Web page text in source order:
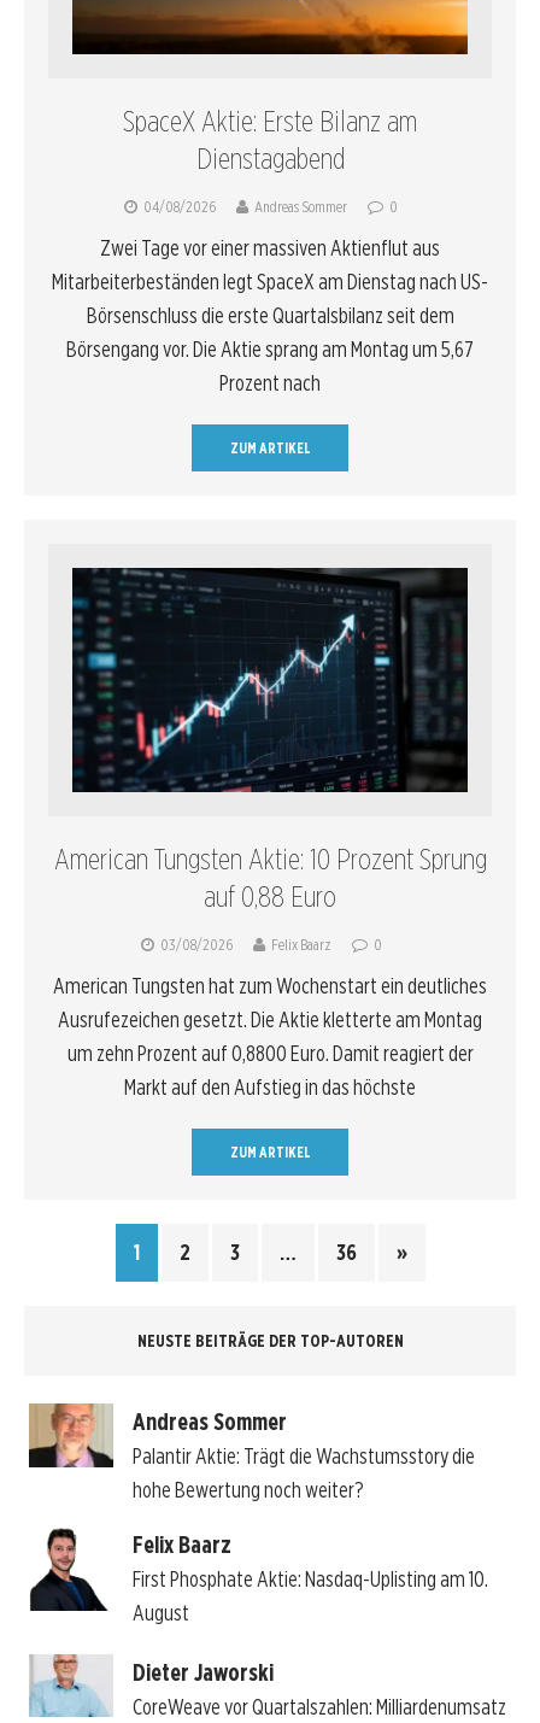
SpaceX Aktie: Erste Bilanz am
Dienstagabend
04/08/2026 Andreas Sommer 0
Zwei Tage vor einer massiven Aktienflut aus
Mitarbeiterbeständen legt SpaceX am Dienstag nach US-
Börsenschluss die erste Quartalsbilanz seit dem
Börsengang vor. Die Aktie sprang am Montag um 5,67
Prozent nach
ZUM ARTIKEL
American Tungsten Aktie: 10 Prozent Sprung
auf 0,88 Euro
03/08/2026 Felix Baarz 0
American Tungsten hat zum Wochenstart ein deutliches
Ausrufezeichen gesetzt. Die Aktie kletterte am Montag
um zehn Prozent auf 0,8800 Euro. Damit reagiert der
Markt auf den Aufstieg in das höchste
ZUM ARTIKEL
1 2 3 … 36 »
NEUSTE BEITRÄGE DER TOP-AUTOREN
Andreas Sommer
Palantir Aktie: Trägt die Wachstumsstory die
hohe Bewertung noch weiter?
Felix Baarz
First Phosphate Aktie: Nasdaq-Uplisting am 10.
August
Dieter Jaworski
CoreWeave vor Quartalszahlen: Milliardenumsatz